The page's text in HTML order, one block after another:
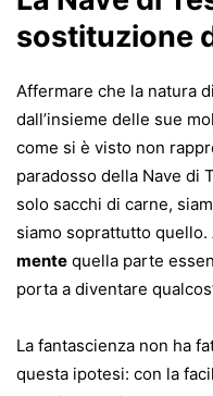
sostituzione
Affermare che la natura
dall’insieme delle sue
come si è visto non
paradosso della Nave di
solo sacchi di carne,
siamo soprattutto quello.
mente quella parte
porta a diventare
La fantascienza non ha
questa ipotesi: con la